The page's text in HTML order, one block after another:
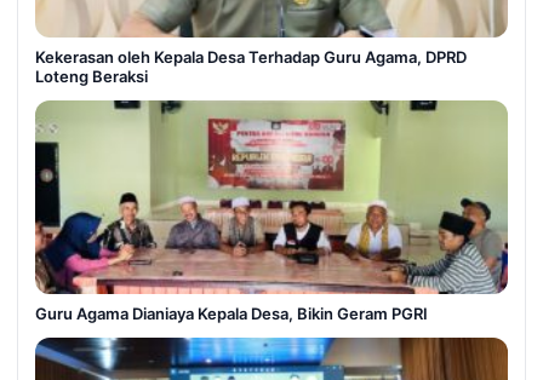
Kekerasan oleh Kepala Desa Terhadap Guru Agama, DPRD
Loteng Beraksi
Guru Agama Dianiaya Kepala Desa, Bikin Geram PGRI